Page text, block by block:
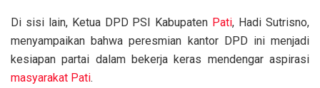
Di sisi lain, Ketua DPD PSI Kabupaten Pati, Hadi Sutrisno,
menyampaikan bahwa peresmian kantor DPD ini menjadi
kesiapan partai dalam bekerja keras mendengar aspirasi
masyarakat Pati.